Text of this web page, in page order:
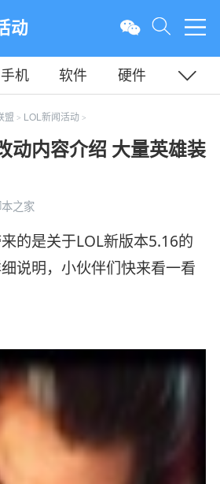
动
手机 软件
硬件
务器
盟 > LOL新闻活动 >
动内容介绍 大量英雄装
之家
的是关于LOL新版本5.16的
说明，小伙伴们快来看一看